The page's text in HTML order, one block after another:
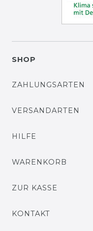
SHOP
ZAHLUNGSARTEN
VERSANDARTEN
HILFE
WARENKORB
ZUR KASSE
KONTAKT